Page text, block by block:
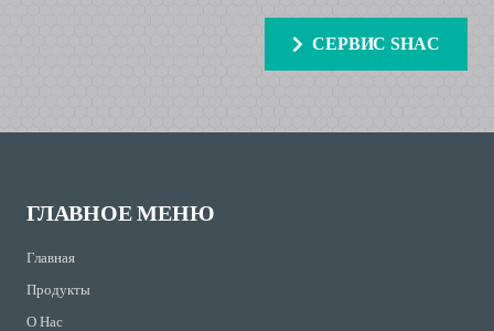
СЕРВИС SHAC
ГЛАВНОЕ МЕНЮ
Главная
Продукты
О Нас